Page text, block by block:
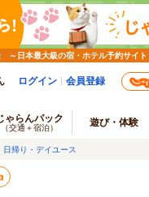
～日本最大級の宿・ホテル予約サイト
ログイン 会員登録
ゃらんパック
（交通＋宿泊） 遊び・体験
日帰り・デイユース